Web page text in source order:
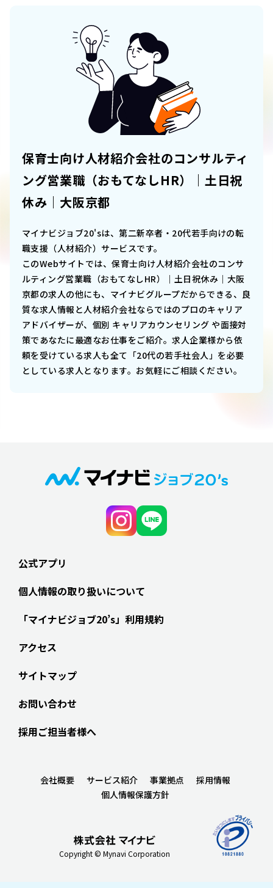
保育士向け人材紹介会社のコンサルティ
ング営業職（おもてなしHR）｜土日祝
休み｜大阪京都
マイナビジョブ20'sは、第二新卒者・20代若手向けの転
職支援（人材紹介）サービスです。
このWebサイトでは、保育士向け人材紹介会社のコンサ
ルティング営業職（おもてなしHR）｜土日祝休み｜大阪
京都の求人の他にも、マイナビグループだからできる、良
質な求人情報と人材紹介会社ならではのプロのキャリア
アドバイザーが、個別 キャリアカウンセリング や面接対
策であなたに最適なお仕事をご紹介。求人企業様から依
頼を受けている求人も全て「20代の若手社会人」を必要
としている求人となります。お気軽にご相談ください。
公式アプリ
個人情報の取り扱いについて
「マイナビジョブ20’s」利用規約
アクセス
サイトマップ
お問い合わせ
採用ご担当者様へ
Copyright © Mynavi Corporation
会社概要 サービス紹介 事業拠点
採用情報
個人情報保護方針